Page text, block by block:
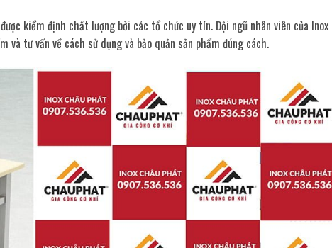
kiểm định chất lượng bởi các tổ chức uy tín. Đội ngũ nhân viên của Inox
tư vấn về cách sử dụng và bảo quản sản phẩm đúng cách.